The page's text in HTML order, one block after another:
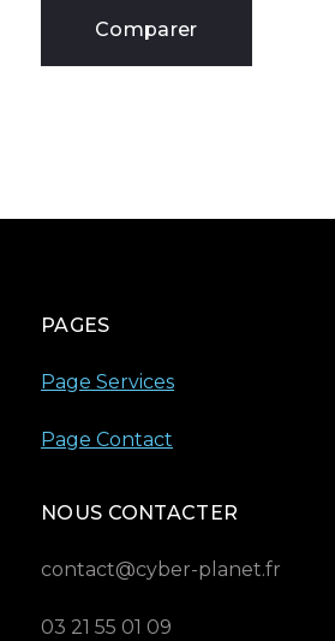
Comparer
PAGES
Page Services
Page Contact
NOUS CONTACTER
contact@cyber-planet.fr
03 21 55 01 09